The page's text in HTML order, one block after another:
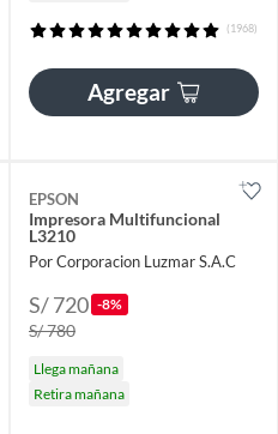
(1968)
Agregar
EPSON
Impresora Multifuncional
L3210
Por Corporacion Luzmar S.A.C
S/ 720 -8%
S/ 780
Llega mañana
Retira mañana